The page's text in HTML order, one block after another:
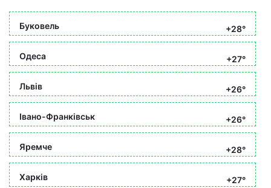
Буковель +28°
Одеса +27°
Львів +26°
Івано-Франківськ +26°
Яремче +28°
Харків
+27°